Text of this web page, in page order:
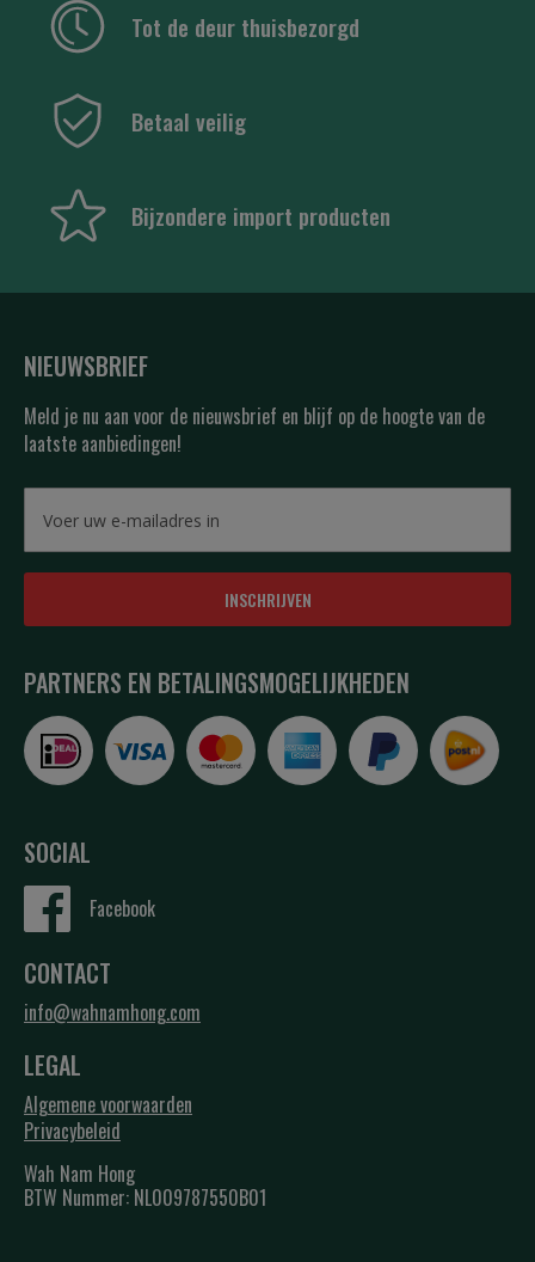
Tot de deur thuisbezorgd
Betaal veilig
Bijzondere import producten
NIEUWSBRIEF
Meld je nu aan voor de nieuwsbrief en blijf op de hoogte van de
laatste aanbiedingen!
INSCHRIJVEN
PARTNERS EN BETALINGSMOGELIJKHEDEN
SOCIAL
Facebook
CONTACT
info@wahnamhong.com
LEGAL
Algemene voorwaarden
Privacybeleid
Wah Nam Hong
BTW Nummer: NL009787550B01